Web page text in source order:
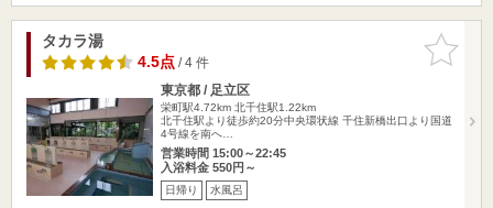
お気に入
りに追加
タカラ湯
4.5点/ 4 件
東京都 / 足立区
栄町駅4.72km 北千住駅1.22km
北千住駅より徒歩約20分中央環状線 千住新橋出口より国道
4号線を南へ…
営業時間 15:00～22:45
入浴料金 550円～
日帰り 水風呂